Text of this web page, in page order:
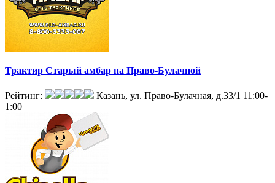
Трактир Старый амбар на Право-Булачной
Рейтинг: Казань, ул. Право-Булачная, д.33/1 11:00-
1:00